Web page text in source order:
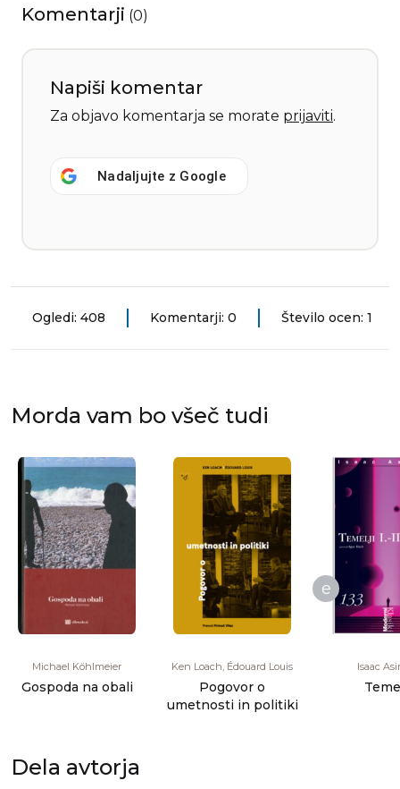
Komentarji (0)
Napiši komentar
Za objavo komentarja se morate prijaviti.
Nadaljujte z Google
Ogledi: 408 Komentarji: 0 Število ocen: 1
Morda vam bo všeč tudi
Michael Köhlmeier
Gospoda na obali
Ken Loach, Édouard Louis
Pogovor o
umetnosti in politiki
e
Isaac
Dela avtorja